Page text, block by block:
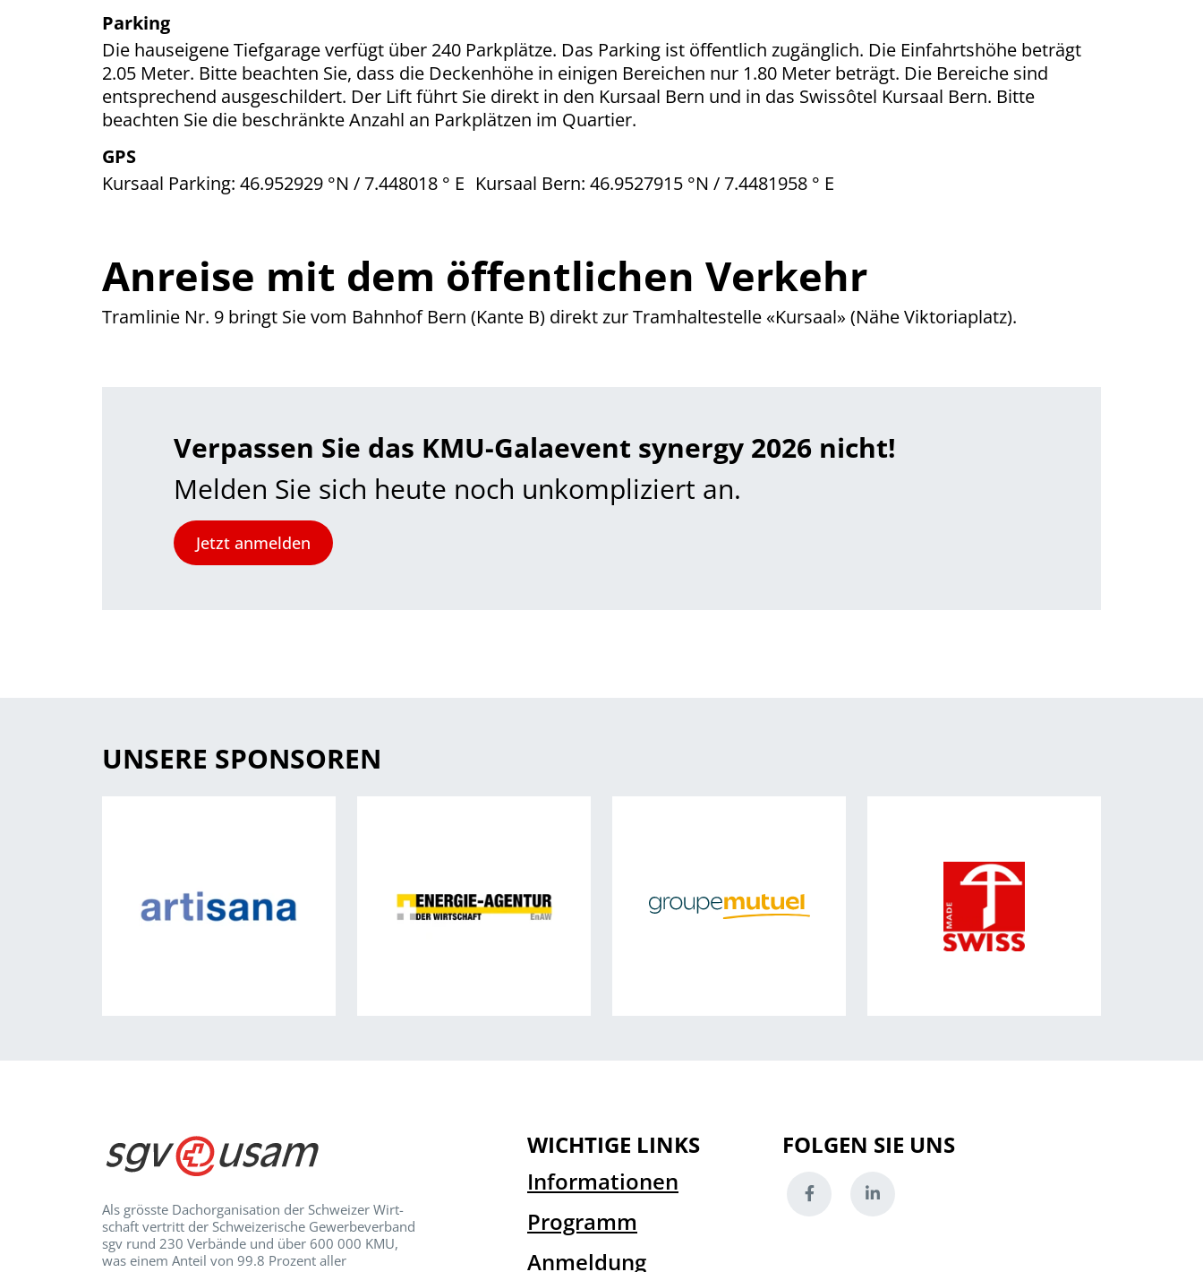
Parking
Die hauseigene Tiefgarage verfügt über 240 Parkplätze. Das Parking ist öffentlich zugänglich. Die Einfahrtshöhe beträgt
2.05 Meter. Bitte beachten Sie, dass die Deckenhöhe in einigen Bereichen nur 1.80 Meter beträgt. Die Bereiche sind
entsprechend ausgeschildert. Der Lift führt Sie direkt in den Kursaal Bern und in das Swissôtel Kursaal Bern. Bitte
beachten Sie die beschränkte Anzahl an Parkplätzen im Quartier.
GPS
Kursaal Parking: 46.952929 °N / 7.448018 ° E Kursaal Bern: 46.9527915 °N / 7.4481958 ° E
Anreise mit dem öffentlichen Verkehr
Tramlinie Nr. 9 bringt Sie vom Bahnhof Bern (Kante B) direkt zur Tramhaltestelle «Kursaal» (Nähe Viktoriaplatz).
Verpassen Sie das KMU-Galaevent synergy 2026 nicht!
Melden Sie sich heute noch unkompliziert an.
Jetzt anmelden
UNSERE SPONSOREN
Als grösste Dachorganisation der Schweizer Wirt­
schaft vertritt der Schweizerische Gewerbeverband
sgv rund 230 Verbände und über 600 000 KMU,
was einem Anteil von 99.8 Prozent aller
WICHTIGE LINKS
Informationen
Programm
Anmeldung
FOLGEN SIE UNS